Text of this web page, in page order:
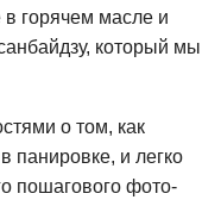
в горячем масле и
который мы
о том, как
панировке, и легко
пошагового фото-